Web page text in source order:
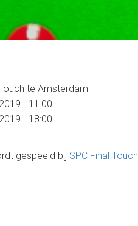
te Amsterdam
- 11:00
- 18:00
gespeeld bij SPC Final Touch